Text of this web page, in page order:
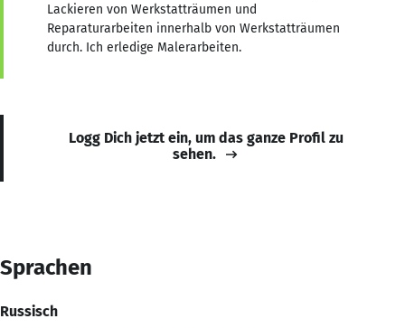
Lackieren von Werkstatträumen und
Reparaturarbeiten innerhalb von Werkstatträumen
durch. Ich erledige Malerarbeiten.
Logg Dich jetzt ein, um das ganze Profil zu
sehen.
Sprachen
Russisch